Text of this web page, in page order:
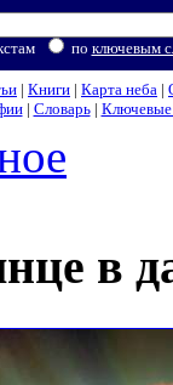
по ключевым
| Книги | Карта неба |
| Словарь| Ключевые
в